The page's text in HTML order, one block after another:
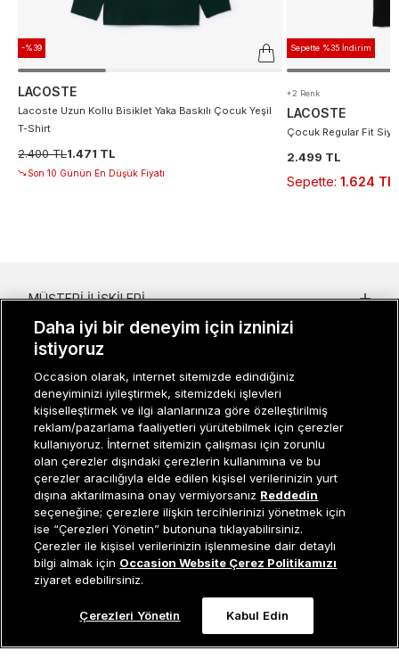
Sepete Ekle
-%39
LACOSTE
Lacoste Uzun Kollu Bisiklet Yaka Baskılı Çocuk Yeşil
T-Shirt
2.400 TL1.471 TL
Son 10 Günün En Düşük Fiyatı
Sepette %35 İndirim
+2 Renk
LACOSTE
Çocuk Regular Fit
2.499 TL
Sepette: 1.624 TL
Müşteri İlişkileri0 850 800 01 20
MÜŞTERI İLIŞKILERI
KURUMSAL
KADIN KATEGORILER
GRUP MARKALAR
ERKEK KATEGORILER
Occasion bir EREN PERAKENDE markasıdır. © Eren Holding
Daha iyi bir deneyim için izninizi
istiyoruz
Occasion olarak, internet sitemizde edindiğiniz
deneyiminizi iyileştirmek, sitemizdeki işlevleri
kişiselleştirmek ve ilgi alanlarınıza göre özelleştirilmiş
reklam/pazarlama faaliyetleri yürütebilmek için çerezler
kullanıyoruz. İnternet sitemizin çalışması için zorunlu
olan çerezler dışındaki çerezlerin kullanımına ve bu
çerezler aracılığıyla elde edilen kişisel verilerinizin yurt
dışına aktarılmasına onay vermiyorsanız Reddedin
seçeneğine; çerezlere ilişkin tercihlerinizi yönetmek için
ise “Çerezleri Yönetin” butonuna tıklayabilirsiniz.
Çerezler ile kişisel verilerinizin işlenmesine dair detaylı
bilgi almak için Occasion Website Çerez Politikamızı
ziyaret edebilirsiniz.
Çerezleri Yönetin Kabul Edin